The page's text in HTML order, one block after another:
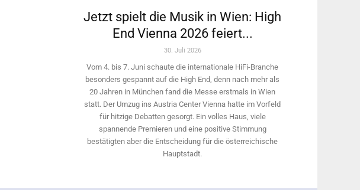
Jetzt spielt die Musik in Wien: High
End Vienna 2026 feiert...
30. Juli 2026
Vom 4. bis 7. Juni schaute die internationale HiFi-Branche
besonders gespannt auf die High End, denn nach mehr als
20 Jahren in München fand die Messe erstmals in Wien
statt. Der Umzug ins Austria Center Vienna hatte im Vorfeld
für hitzige Debatten gesorgt. Ein volles Haus, viele
spannende Premieren und eine positive Stimmung
bestätigten aber die Entscheidung für die österreichische
Hauptstadt.